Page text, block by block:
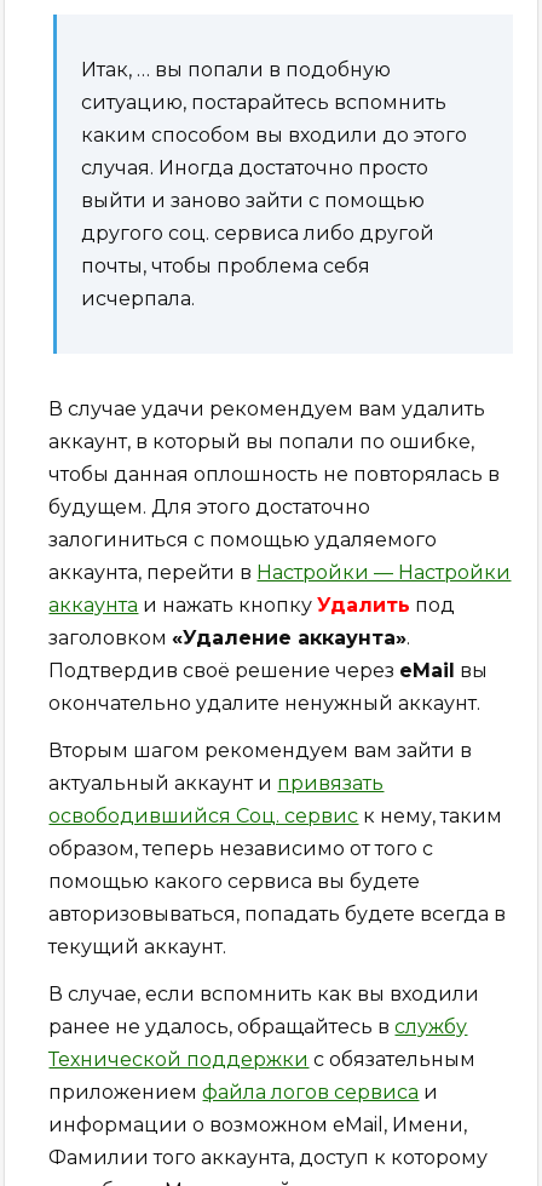
Итак, … вы попали в подобную
ситуацию, постарайтесь вспомнить
каким способом вы входили до этого
случая. Иногда достаточно просто
выйти и заново зайти с помощью
другого соц. сервиса либо другой
почты, чтобы проблема себя
исчерпала.
В случае удачи рекомендуем вам удалить
аккаунт, в который вы попали по ошибке,
чтобы данная оплошность не повторялась в
будущем. Для этого достаточно
залогиниться с помощью удаляемого
аккаунта, перейти в Настройки — Настройки
аккаунта и нажать кнопкуУдалить под
заголовком«Удаление аккаунта».
Подтвердив своё решение через eMail вы
окончательно удалите ненужный аккаунт.
Вторым шагом рекомендуем вам зайти в
актуальный аккаунт и привязать
освободившийся Соц. сервис к нему, таким
образом, теперь независимо от того с
помощью какого сервиса вы будете
авторизовываться, попадать будете всегда в
текущий аккаунт.
В случае, если вспомнить как вы входили
ранее не удалось, обращайтесь вслужбу
Технической поддержки с обязательным
приложениемфайла логов сервиса и
информации о возможном eMail, Имени,
Фамилии того аккаунта, доступ к которому